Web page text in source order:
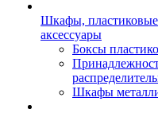
Шкафы,
аксессуары
Боксы
Шкафы